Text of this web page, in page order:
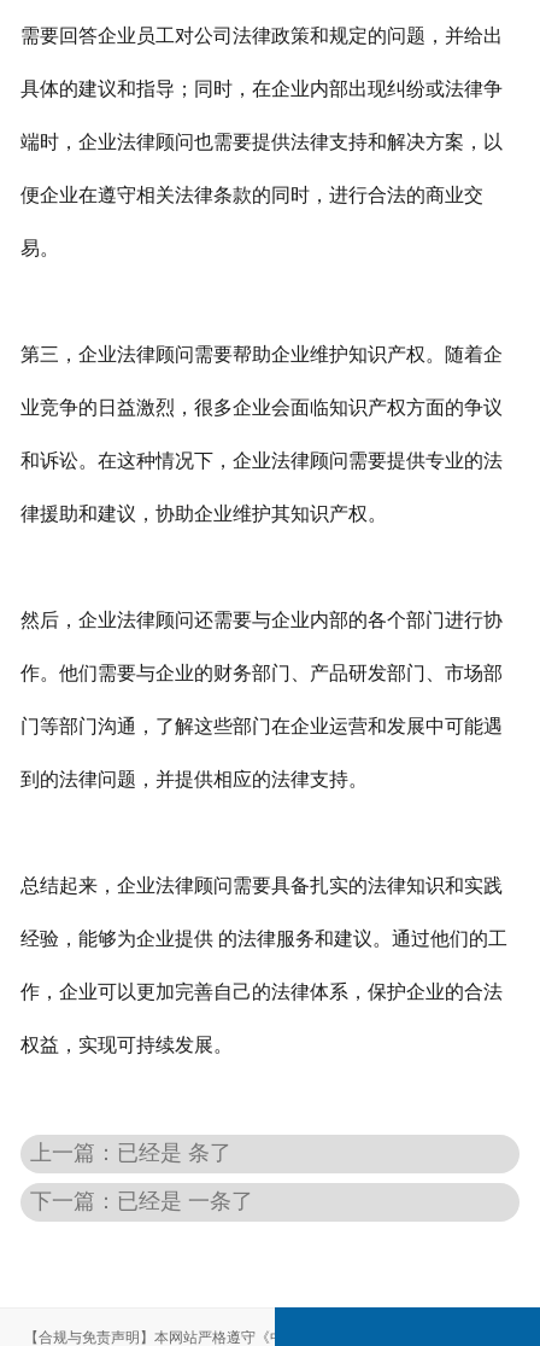
需要回答企业员工对公司法律政策和规定的问题，并给出
具体的建议和指导；同时，在企业内部出现纠纷或法律争
端时，企业法律顾问也需要提供法律支持和解决方案，以
便企业在遵守相关法律条款的同时，进行合法的商业交
易。
第三，企业法律顾问需要帮助企业维护知识产权。随着企
业竞争的日益激烈，很多企业会面临知识产权方面的争议
和诉讼。在这种情况下，企业法律顾问需要提供专业的法
律援助和建议，协助企业维护其知识产权。
然后，企业法律顾问还需要与企业内部的各个部门进行协
作。他们需要与企业的财务部门、产品研发部门、市场部
门等部门沟通，了解这些部门在企业运营和发展中可能遇
到的法律问题，并提供相应的法律支持。
总结起来，企业法律顾问需要具备扎实的法律知识和实践
经验，能够为企业提供 的法律服务和建议。通过他们的工
作，企业可以更加完善自己的法律体系，保护企业的合法
权益，实现可持续发展。
上一篇：已经是 条了
下一篇：已经是 一条了
【合规与免责声明】本网站严格遵守《中华人民共和国广告法》，尽力规范用